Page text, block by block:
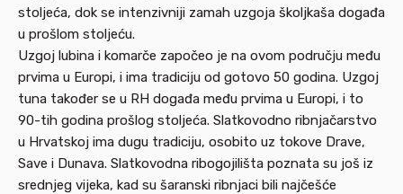
stoljeća, dok se intenzivniji zamah uzgoja školjkaša događa
u prošlom stoljeću.
Uzgoj lubina i komarče započeo je na ovom području među
prvima u Europi, i ima tradiciju od gotovo 50 godina. Uzgoj
tuna također se u RH događa među prvima u Europi, i to
90-tih godina prošlog stoljeća. Slatkovodno ribnjačarstvo
u Hrvatskoj ima dugu tradiciju, osobito uz tokove Drave,
Save i Dunava. Slatkovodna ribogojilišta poznata su još iz
srednjeg vijeka, kad su šaranski ribnjaci bili najčešće